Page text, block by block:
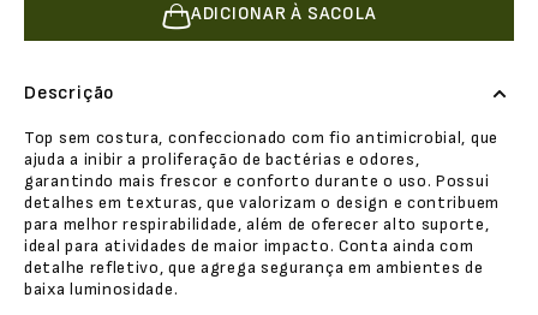
ADICIONAR À SACOLA
Descrição
Top sem costura, confeccionado com fio antimicrobial, que
ajuda a inibir a proliferação de bactérias e odores,
garantindo mais frescor e conforto durante o uso. Possui
detalhes em texturas, que valorizam o design e contribuem
para melhor respirabilidade, além de oferecer alto suporte,
ideal para atividades de maior impacto. Conta ainda com
detalhe refletivo, que agrega segurança em ambientes de
baixa luminosidade.